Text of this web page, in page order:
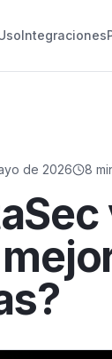
Integraciones
de 2026 8